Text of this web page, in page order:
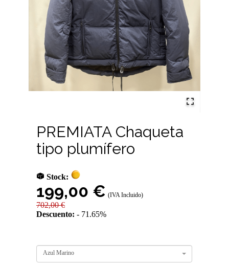
PREMIATA Chaqueta
tipo plumífero
Stock:
199,00 € (IVA Incluido)
702,00 €
Descuento: 71.65%
Azul Marino